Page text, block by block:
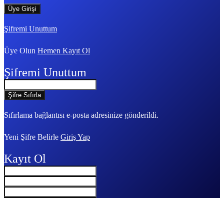
Şifremi Unuttum
Üye Olun Hemen Kayıt Ol
Şifremi Unuttum
Sıfırlama bağlantısı e-posta adresinize gönderildi.
Yeni Şifre Belirle Giriş Yap
Kayıt Ol